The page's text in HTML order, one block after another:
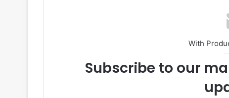
With
Subscribe to our